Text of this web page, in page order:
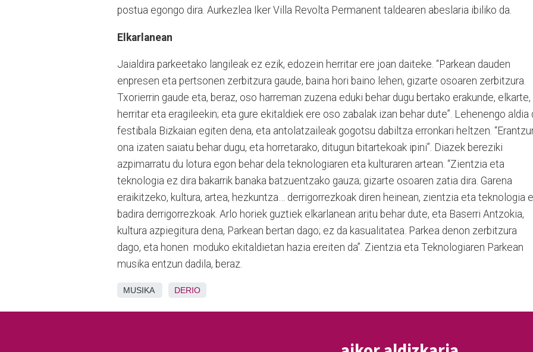
postua egongo dira. Aurkezlea Iker Villa Revolta Permanent taldearen abeslaria ibiliko da.
Elkarlanean
Jaialdira parkeetako langileak ez ezik, edozein herritar ere joan daiteke. “Parkean dauden
enpresen eta pertsonen zerbitzura gaude, baina hori baino lehen, gizarte osoaren zerbitzura.
Txorierrin gaude eta, beraz, oso harreman zuzena eduki behar dugu bertako erakunde, elkarte,
herritar eta eragileekin; eta gure ekitaldiek ere oso zabalak izan behar dute”. Lehenengo aldia
festibala Bizkaian egiten dena, eta antolatzaileak gogotsu dabiltza erronkari heltzen.
ona izaten saiatu behar dugu, eta horretarako, ditugun bitartekoak ipini”. Diazek bereziki
azpimarratu du lotura egon behar dela teknologiaren eta kulturaren artean. “Zientzia eta
teknologia ez dira bakarrik banaka batzuentzako gauza; gizarte osoaren zatia dira. Garena
eraikitzeko, kultura, artea, hezkuntza… derrigorrezkoak diren heinean, zientzia eta teknologia
badira derrigorrezkoak. Arlo horiek guztiek elkarlanean aritu behar dute, eta Baserri Antzokia,
kultura azpiegitura dena, Parkean bertan dago; ez da kasualitatea. Parkea denon zerbitzura
dago, eta honen moduko ekitaldietan hazia ereiten da”. Zientzia eta Teknologiaren Parkean
musika entzun dadila, beraz.
MUSIKA DERIO